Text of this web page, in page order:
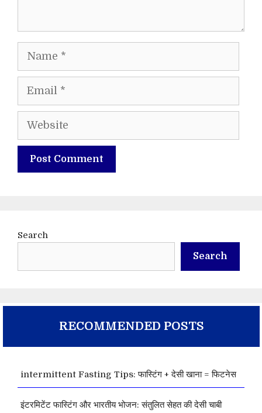
Name
Email
Website
Search
Search
RECOMMENDED POSTS
intermittent Fasting Tips: फास्टिंग + देसी खाना = फिटनेस
इंटरमिटेंट फास्टिंग और भारतीय भोजन: संतुलित सेहत की देसी चाबी